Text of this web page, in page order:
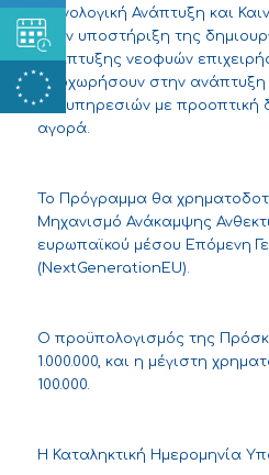
Τεχνολογική Ανάπτυξη και
στην υποστήριξη της
ανάπτυξης νεοφυών
προχωρήσουν στην ανάπτυξη
και υπηρεσιών με προοπτική
αγορά.
Το Πρόγραμμα θα
Μηχανισμό Ανάκαμψης
ευρωπαϊκού μέσου Επόμενη
(NextGenerationEU).
Ο προϋπολογισμός της
1.000.000, και η μέγιστη
100.000.
Η Καταληκτική Ημερομηνία